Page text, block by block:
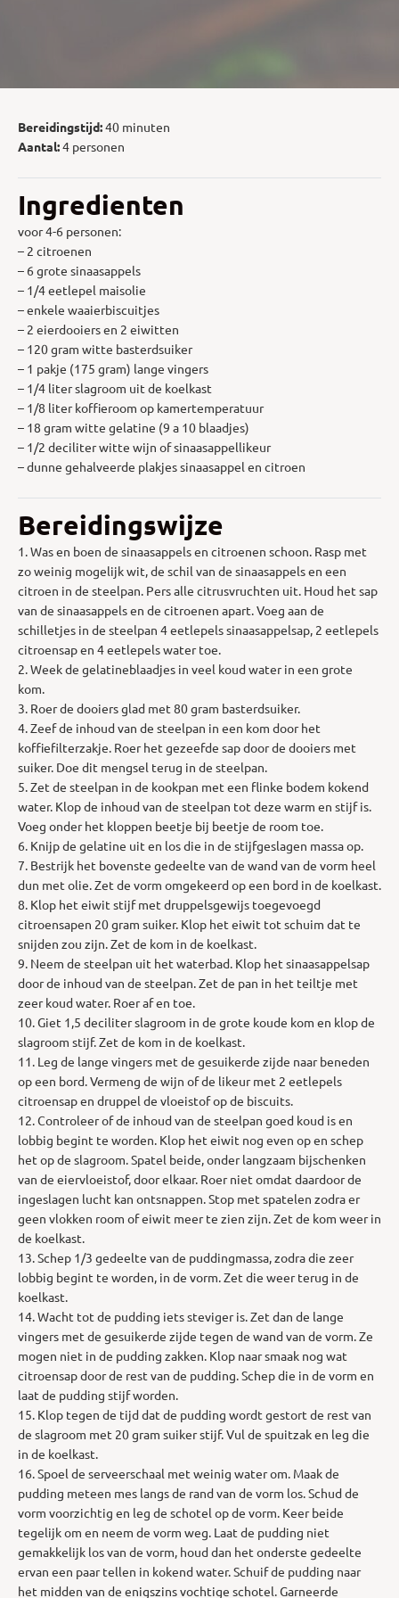
Bereidingstijd:40 minuten
Aantal:4 personen
Ingredienten
voor 4-6 personen:
– 2 citroenen
– 6 grote sinaasappels
– 1/4 eetlepel maisolie
– enkele waaierbiscuitjes
– 2 eierdooiers en 2 eiwitten
– 120 gram witte basterdsuiker
– 1 pakje (175 gram) lange vingers
– 1/4 liter slagroom uit de koelkast
– 1/8 liter koffieroom op kamertemperatuur
– 18 gram witte gelatine (9 a 10 blaadjes)
– 1/2 deciliter witte wijn of sinaasappellikeur
– dunne gehalveerde plakjes sinaasappel en citroen
Bereidingswijze
1. Was en boen de sinaasappels en citroenen schoon. Rasp met
zo weinig mogelijk wit, de schil van de sinaasappels en een
citroen in de steelpan. Pers alle citrusvruchten uit. Houd het sap
van de sinaasappels en de citroenen apart. Voeg aan de
schilletjes in de steelpan 4 eetlepels sinaasappelsap, 2 eetlepels
citroensap en 4 eetlepels water toe.
2. Week de gelatineblaadjes in veel koud water in een grote
kom.
3. Roer de dooiers glad met 80 gram basterdsuiker.
4. Zeef de inhoud van de steelpan in een kom door het
koffiefilterzakje. Roer het gezeefde sap door de dooiers met
suiker. Doe dit mengsel terug in de steelpan.
5. Zet de steelpan in de kookpan met een flinke bodem kokend
water. Klop de inhoud van de steelpan tot deze warm en stijf is.
Voeg onder het kloppen beetje bij beetje de room toe.
6. Knijp de gelatine uit en los die in de stijfgeslagen massa op.
7. Bestrijk het bovenste gedeelte van de wand van de vorm heel
dun met olie. Zet de vorm omgekeerd op een bord in de koelkast.
8. Klop het eiwit stijf met druppelsgewijs toegevoegd
citroensapen 20 gram suiker. Klop het eiwit tot schuim dat te
snijden zou zijn. Zet de kom in de koelkast.
9. Neem de steelpan uit het waterbad. Klop het sinaasappelsap
door de inhoud van de steelpan. Zet de pan in het teiltje met
zeer koud water. Roer af en toe.
10. Giet 1,5 deciliter slagroom in de grote koude kom en klop de
slagroom stijf. Zet de kom in de koelkast.
11. Leg de lange vingers met de gesuikerde zijde naar beneden
op een bord. Vermeng de wijn of de likeur met 2 eetlepels
citroensap en druppel de vloeistof op de biscuits.
12. Controleer of de inhoud van de steelpan goed koud is en
lobbig begint te worden. Klop het eiwit nog even op en schep
het op de slagroom. Spatel beide, onder langzaam bijschenken
van de eiervloeistof, door elkaar. Roer niet omdat daardoor de
ingeslagen lucht kan ontsnappen. Stop met spatelen zodra er
geen vlokken room of eiwit meer te zien zijn. Zet de kom weer in
de koelkast.
13. Schep 1/3 gedeelte van de puddingmassa, zodra die zeer
lobbig begint te worden, in de vorm. Zet die weer terug in de
koelkast.
14. Wacht tot de pudding iets steviger is. Zet dan de lange
vingers met de gesuikerde zijde tegen de wand van de vorm. Ze
mogen niet in de pudding zakken. Klop naar smaak nog wat
citroensap door de rest van de pudding. Schep die in de vorm en
laat de pudding stijf worden.
15. Klop tegen de tijd dat de pudding wordt gestort de rest van
de slagroom met 20 gram suiker stijf. Vul de spuitzak en leg die
in de koelkast.
16. Spoel de serveerschaal met weinig water om. Maak de
pudding meteen mes langs de rand van de vorm los. Schud de
vorm voorzichtig en leg de schotel op de vorm. Keer beide
tegelijk om en neem de vorm weg. Laat de pudding niet
gemakkelijk los van de vorm, houd dan het onderste gedeelte
ervan een paar tellen in kokend water. Schuif de pudding naar
het midden van de enigszins vochtige schotel. Garneerde